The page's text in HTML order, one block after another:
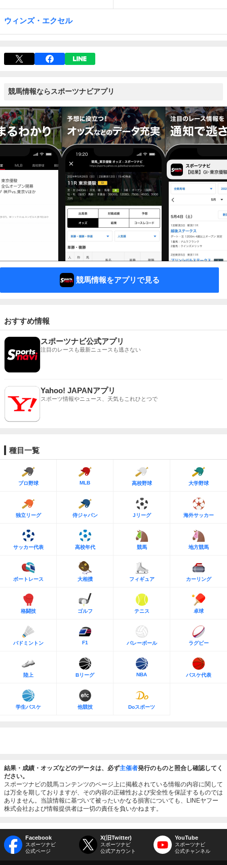
ウィンズ・エクセル
競馬情報ならスポーツナビアプリ
競馬情報をアプリで見る
おすすめ情報
スポーツナビ公式アプリ
注目のレースも最新ニュースも逃さない
Yahoo! JAPANアプリ
スポーツ情報やニュース、天気もこれひとつで
種目一覧
プロ野球 MLB 高校野球 大学野球
独立リーグ 侍ジャパン Jリーグ 海外サッカー
サッカー代表 高校年代 競馬 地方競馬
ボートレース 大相撲 フィギュア カーリング
格闘技 ゴルフ テニス 卓球
バドミントン F1 バレーボール ラグビー
陸上 Bリーグ NBA バスケ代表
学生バスケ 他競技 Doスポーツ
結果・成績・オッズなどのデータは、必ず主催者発行のものと照合し確認してく
ださい。
スポーツナビの競馬コンテンツのページ上に掲載されている情報の内容に関して
は万全を期しておりますが、その内容の正確性および安全性を保証するものでは
ありません。当該情報に基づいて被ったいかなる損害についても、LINEヤフー
株式会社および情報提供者は一切の責任を負いかねます。
Facebook
スポーツナビ
公式ページ
X(旧Twitter)
スポーツナビ
公式アカウント
YouTube
スポーツナビ
公式チャンネル